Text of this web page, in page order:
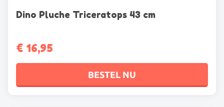
Dino Pluche Triceratops 43 cm
€ 16,95
BESTEL NU